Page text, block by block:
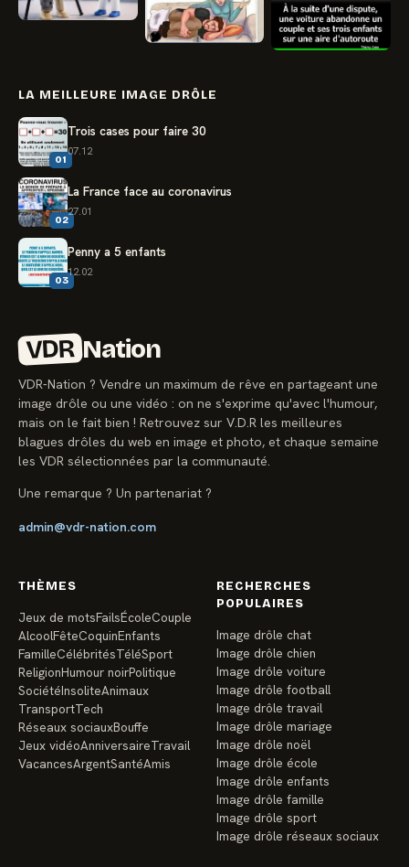
LA MEILLEURE IMAGE DRÔLE
01
Trois cases pour faire 30
07.12
02
La France face au coronavirus
27.01
03
Penny a 5 enfants
12.02
VDR Nation
VDR-Nation ? Vendre un maximum de rêve en partageant une
image drôle ou une vidéo : on ne s'exprime qu'avec l'humour,
mais on le fait bien ! Retrouvez sur V.D.R les meilleures
blagues drôles du web en image et photo, et chaque semaine
les VDR sélectionnées par la communauté.
Une remarque ? Un partenariat ?
admin@vdr-nation.com
THÈMES
Jeux de motsFailsÉcoleCouple
AlcoolFêteCoquinEnfants
FamilleCélébritésTéléSport
ReligionHumour noirPolitique
SociétéInsoliteAnimaux
TransportTech
Réseaux sociauxBouffe
Jeux vidéoAnniversaireTravail
VacancesArgentSantéAmis
RECHERCHES
POPULAIRES
Image drôle chat
Image drôle chien
Image drôle voiture
Image drôle football
Image drôle travail
Image drôle mariage
Image drôle noël
Image drôle école
Image drôle enfants
Image drôle famille
Image drôle sport
Image drôle réseaux sociaux